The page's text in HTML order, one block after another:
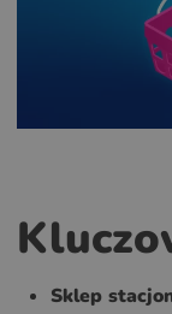
Sklep